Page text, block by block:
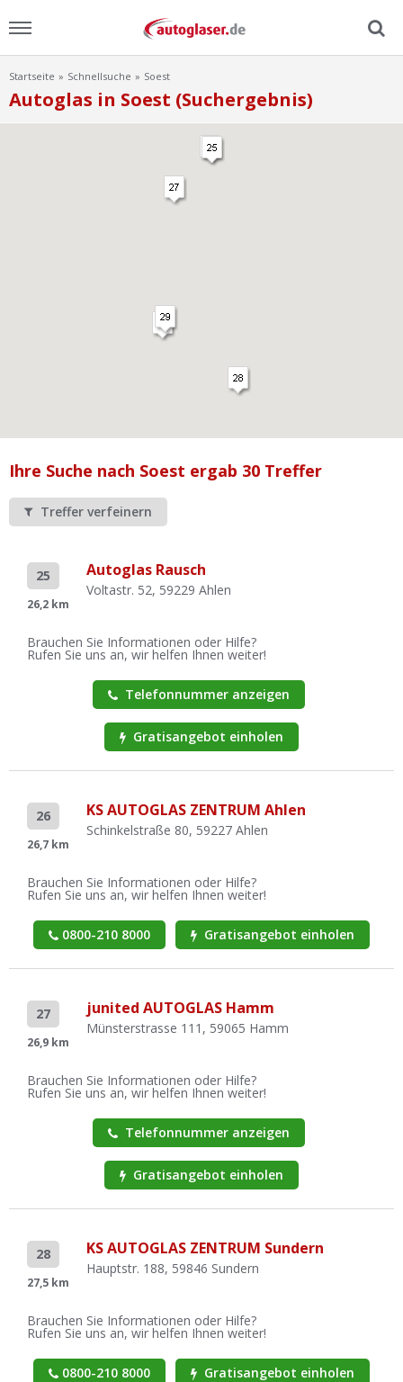
Home
Werkstatt Login
Startseite Schnellsuche Soest
Autoglas in Soest (Suchergebnis)
Ihre Suche nach Soest ergab 30 Treffer
Treffer verfeinern
25
26,2 km
Autoglas Rausch
Voltastr. 52, 59229 Ahlen
Brauchen Sie Informationen oder Hilfe?
Rufen Sie uns an, wir helfen Ihnen weiter!
Telefonnummer anzeigen
Gratisangebot einholen
26
26,7 km
KS AUTOGLAS ZENTRUM Ahlen
Schinkelstraße 80, 59227 Ahlen
Brauchen Sie Informationen oder Hilfe?
Rufen Sie uns an, wir helfen Ihnen weiter!
0800-210 8000 Gratisangebot einholen
27
26,9 km
junited AUTOGLAS Hamm
Münsterstrasse 111, 59065 Hamm
Brauchen Sie Informationen oder Hilfe?
Rufen Sie uns an, wir helfen Ihnen weiter!
Telefonnummer anzeigen
Gratisangebot einholen
28
27,5 km
KS AUTOGLAS ZENTRUM Sundern
Hauptstr. 188, 59846 Sundern
Brauchen Sie Informationen oder Hilfe?
Rufen Sie uns an, wir helfen Ihnen weiter!
0800-210 8000 Gratisangebot einholen